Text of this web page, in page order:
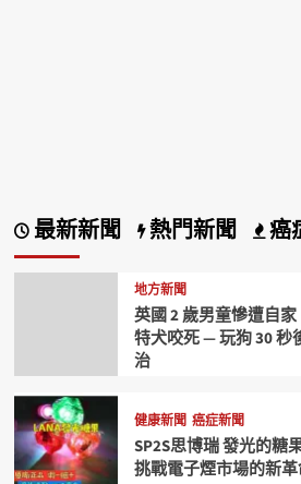
最新新聞 熱門新聞 癌
地方新聞
英國 2 歲男童慘遭自家